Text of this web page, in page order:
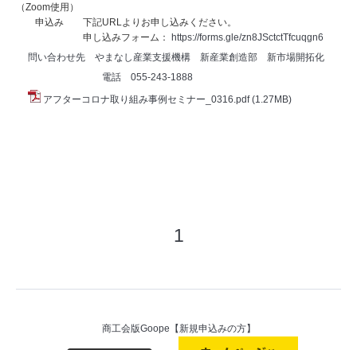
（Zoom使用）
申込み 下記URLよりお申し込みください。
申し込みフォーム： https://forms.gle/zn8JSctctTfcuqgn6
問い合わせ先 やまなし産業支援機構 新産業創造部 新市場開拓化
電話 055-243-1888
アフターコロナ取り組み事例セミナー_0316.pdf (1.27MB)
1
商工会版Goope【新規申込みの方】